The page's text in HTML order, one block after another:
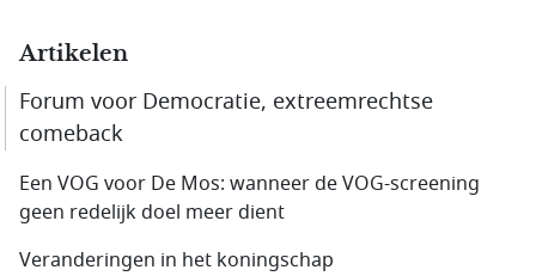
Artikelen
Forum voor Democratie, extreemrechtse
comeback
Een VOG voor De Mos: wanneer de VOG-screening
geen redelijk doel meer dient
Veranderingen in het koningschap